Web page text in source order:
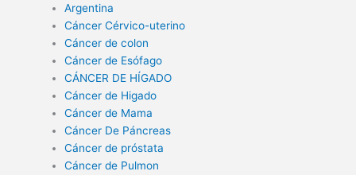
Argentina
Cáncer Cérvico-uterino
Cáncer de colon
Cáncer de Esófago
CÁNCER DE HÍGADO
Cáncer de Higado
Cáncer de Mama
Cáncer De Páncreas
Cáncer de próstata
Cáncer de Pulmon